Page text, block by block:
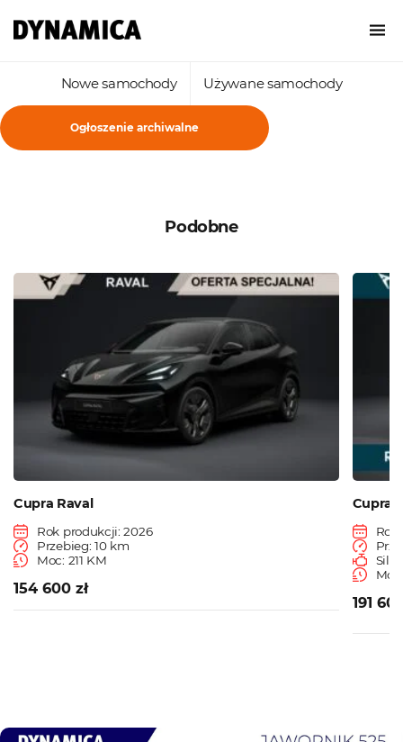
Nowe samochody Używane samochody
Ogłoszenie archiwalne
Podobne
Cupra Raval
Rok produkcji: 2026
Przebieg: 10 km
Moc: 211 KM
154 600 zł
Cupra
Rok
191